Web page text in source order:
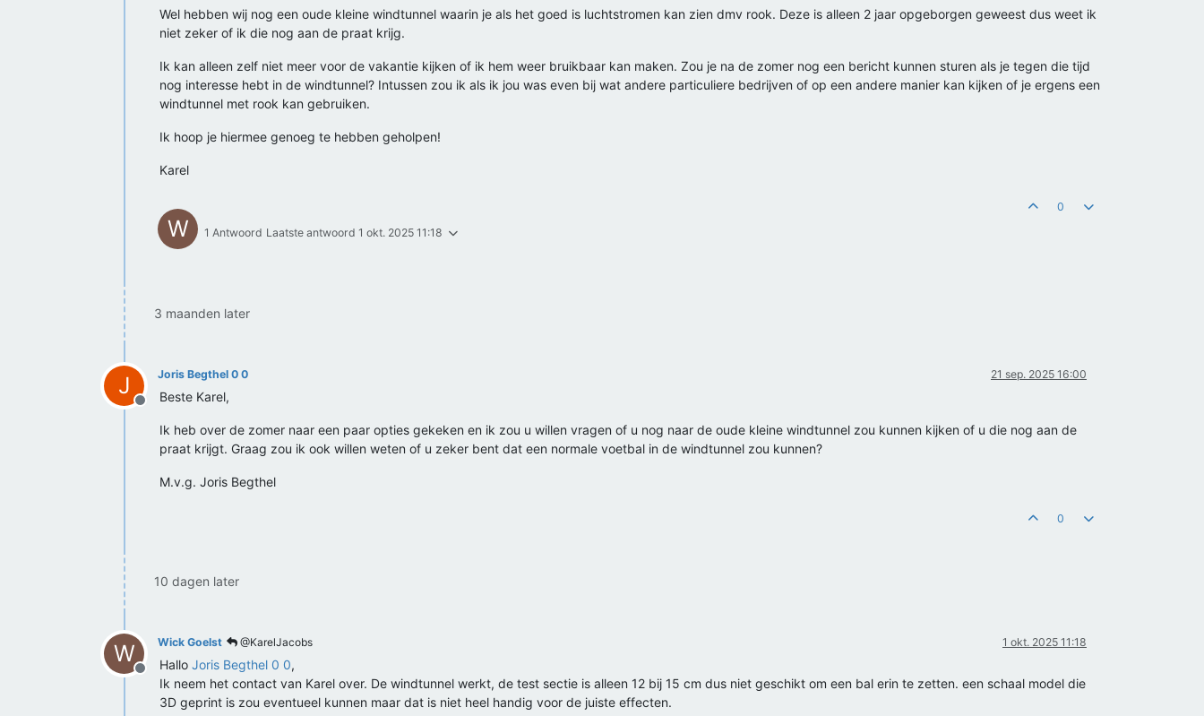
Wel hebben wij nog een oude kleine windtunnel waarin je als het goed is luchtstromen kan zien dmv rook. Deze is alleen 2 jaar opgeborgen geweest dus weet ik
niet zeker of ik die nog aan de praat krijg.
Ik kan alleen zelf niet meer voor de vakantie kijken of ik hem weer bruikbaar kan maken. Zou je na de zomer nog een bericht kunnen sturen als je tegen die tijd
nog interesse hebt in de windtunnel? Intussen zou ik als ik jou was even bij wat andere particuliere bedrijven of op een andere manier kan kijken of je ergens een
windtunnel met rook kan gebruiken.
Ik hoop je hiermee genoeg te hebben geholpen!
Karel
W 1 Antwoord Laatste antwoord 1 okt. 2025 11:18
0
3 maanden later
J
Offline
Joris Begthel 0 0 21 sep. 2025 16:00
Beste Karel,
Ik heb over de zomer naar een paar opties gekeken en ik zou u willen vragen of u nog naar de oude kleine windtunnel zou kunnen kijken of u die nog aan de
praat krijgt. Graag zou ik ook willen weten of u zeker bent dat een normale voetbal in de windtunnel zou kunnen?
M.v.g. Joris Begthel
0
10 dagen later
W
Offline
Wick Goelst @KarelJacobs 1 okt. 2025 11:18
Hallo Joris Begthel 0 0,
Ik neem het contact van Karel over. De windtunnel werkt, de test sectie is alleen 12 bij 15 cm dus niet geschikt om een bal erin te zetten. een schaal model die
3D geprint is zou eventueel kunnen maar dat is niet heel handig voor de juiste effecten.